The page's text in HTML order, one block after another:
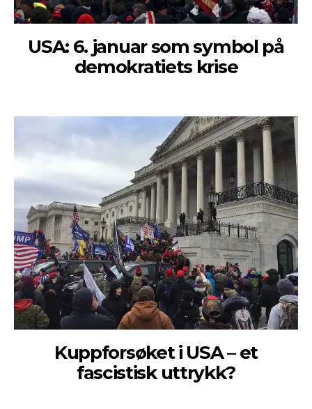
USA: 6. januar som symbol på
demokratiets krise
Kuppforsøket i USA – et
fascistisk uttrykk?